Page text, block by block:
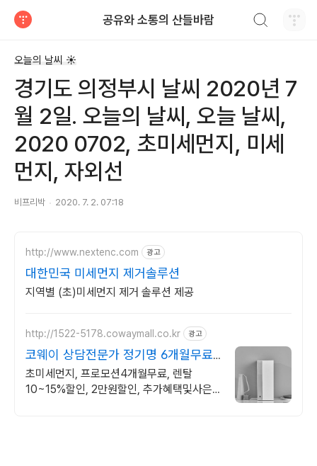
공유와 소통의 산들바람
오늘의 날씨 ☀
경기도 의정부시 날씨 2020년 7
월 2일. 오늘의 날씨, 오늘 날씨,
2020 0702, 초미세먼지, 미세
먼지, 자외선
비프리박 2020. 7. 2. 07:18
http://www.nextenc.com 광고
대한민국 미세먼지 제거솔루션
지역별 (초)미세먼지 제거 솔루션 제공
http://1522-5178.cowaymall.co.kr 광고
코웨이 상담전문가 정기명 6개월무료,
추가많은혜택
초미세먼지, 프로모션4개월무료, 렌탈
10~15%할인, 2만원할인, 추가혜택및사은